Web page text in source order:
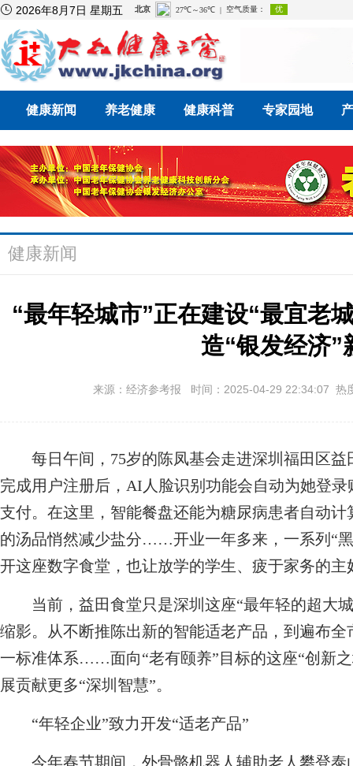
 2026年8月7日 星期五
健康新闻 养老健康 健康科普 专家园地
健康新闻
“最年轻城市”正在建设“最宜
造“银发经济”
来源：经济参考报 时间：2025-04-29 22:34:07 热
每日午间，75岁的陈凤基会走进深圳福田区益
完成用户注册后，AI人脸识别功能会自动为她登
支付。在这里，智能餐盘还能为糖尿病患者自动
的汤品悄然减少盐分……开业一年多来，一系列“
开这座数字食堂，也让放学的学生、疲于家务的
当前，益田食堂只是深圳这座“最年轻的超大城
缩影。从不断推陈出新的智能适老产品，到遍布
一标准体系……面向“老有颐养”目标的这座“创新
展贡献更多“深圳智慧”。
“年轻企业”致力开发“适老产品”
今年春节期间，外骨骼机器人辅助老人攀登泰